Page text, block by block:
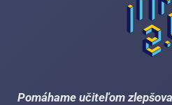
Pomáhame učiteľom